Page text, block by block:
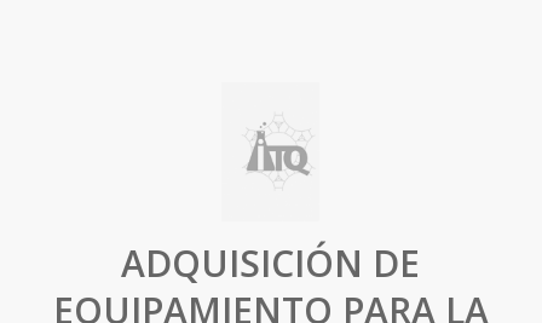
ADQUISICIÓN DE
EQUIPAMIENTO PARA LA